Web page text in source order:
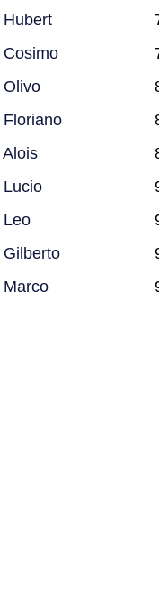
Hubert
Cosimo
Olivo
Floriano
Alois
Lucio
Leo
Gilberto
Marco